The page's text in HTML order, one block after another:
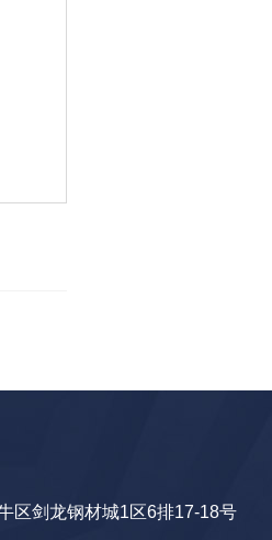
区剑龙钢材城1区6排17-18号